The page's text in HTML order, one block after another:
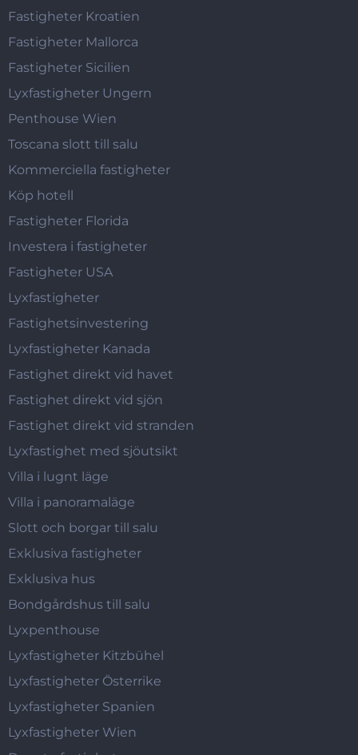
Fastigheter Kroatien
Fastigheter Mallorca
Fastigheter Sicilien
Lyxfastigheter Ungern
Penthouse Wien
Toscana slott till salu
Kommerciella fastigheter
Köp hotell
Fastigheter Florida
Investera i fastigheter
Fastigheter USA
Lyxfastigheter
Fastighetsinvestering
Lyxfastigheter Kanada
Fastighet direkt vid havet
Fastighet direkt vid sjön
Fastighet direkt vid stranden
Lyxfastighet med sjöutsikt
Villa i lugnt läge
Villa i panoramaläge
Slott och borgar till salu
Exklusiva fastigheter
Exklusiva hus
Bondgårdshus till salu
Lyxpenthouse
Lyxfastigheter Kitzbühel
Lyxfastigheter Österrike
Lyxfastigheter Spanien
Lyxfastigheter Wien